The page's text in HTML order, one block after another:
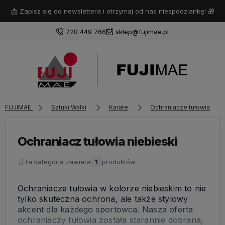
📩 Zapisz się do newslettera i otrzymaj od nas niespodziankę! 🎁
720 449 766 sklep@fujimae.pl
Załóż konto
z poprzedniej sesji.
FUJIMAE Sztuki Walki Karate Ochraniacze tułowia
Ochraniacz tułowia niebieski
🛒Ta kategoria zawiera 1 produktów
Ochraniacze tułowia w kolorze niebieskim to nie
tylko skuteczna ochrona, ale także stylowy
akcent dla każdego sportowca. Nasza oferta
ochraniaczy tułowia została starannie dobrana,